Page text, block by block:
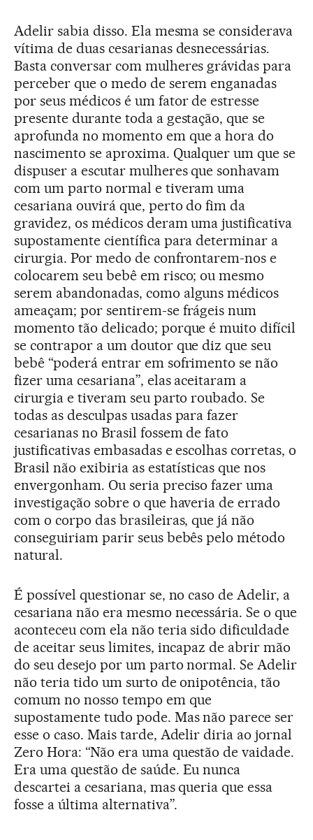
Adelir sabia disso. Ela mesma se considerava
vítima de duas cesarianas desnecessárias.
Basta conversar com mulheres grávidas para
perceber que o medo de serem enganadas
por seus médicos é um fator de estresse
presente durante toda a gestação, que se
aprofunda no momento em que a hora do
nascimento se aproxima. Qualquer um que se
dispuser a escutar mulheres que sonhavam
com um parto normal e tiveram uma
cesariana ouvirá que, perto do fim da
gravidez, os médicos deram uma justificativa
supostamente científica para determinar a
cirurgia. Por medo de confrontarem-nos e
colocarem seu bebê em risco; ou mesmo
serem abandonadas, como alguns médicos
ameaçam; por sentirem-se frágeis num
momento tão delicado; porque é muito difícil
se contrapor a um doutor que diz que seu
bebê “poderá entrar em sofrimento se não
fizer uma cesariana”, elas aceitaram a
cirurgia e tiveram seu parto roubado. Se
todas as desculpas usadas para fazer
cesarianas no Brasil fossem de fato
justificativas embasadas e escolhas corretas, o
Brasil não exibiria as estatísticas que nos
envergonham. Ou seria preciso fazer uma
investigação sobre o que haveria de errado
com o corpo das brasileiras, que já não
conseguiriam parir seus bebês pelo método
natural.
É possível questionar se, no caso de Adelir, a
cesariana não era mesmo necessária. Se o que
aconteceu com ela não teria sido dificuldade
de aceitar seus limites, incapaz de abrir mão
do seu desejo por um parto normal. Se Adelir
não teria tido um surto de onipotência, tão
comum no nosso tempo em que
supostamente tudo pode. Mas não parece ser
esse o caso. Mais tarde, Adelir diria ao jornal
Zero Hora: “Não era uma questão de vaidade.
Era uma questão de saúde. Eu nunca
descartei a cesariana, mas queria que essa
fosse a última alternativa”.